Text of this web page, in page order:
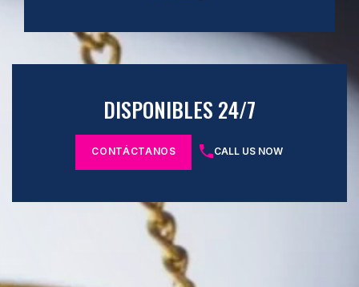
DISPONIBLES 24/7
CONTÁCTANOS CALL US NOW